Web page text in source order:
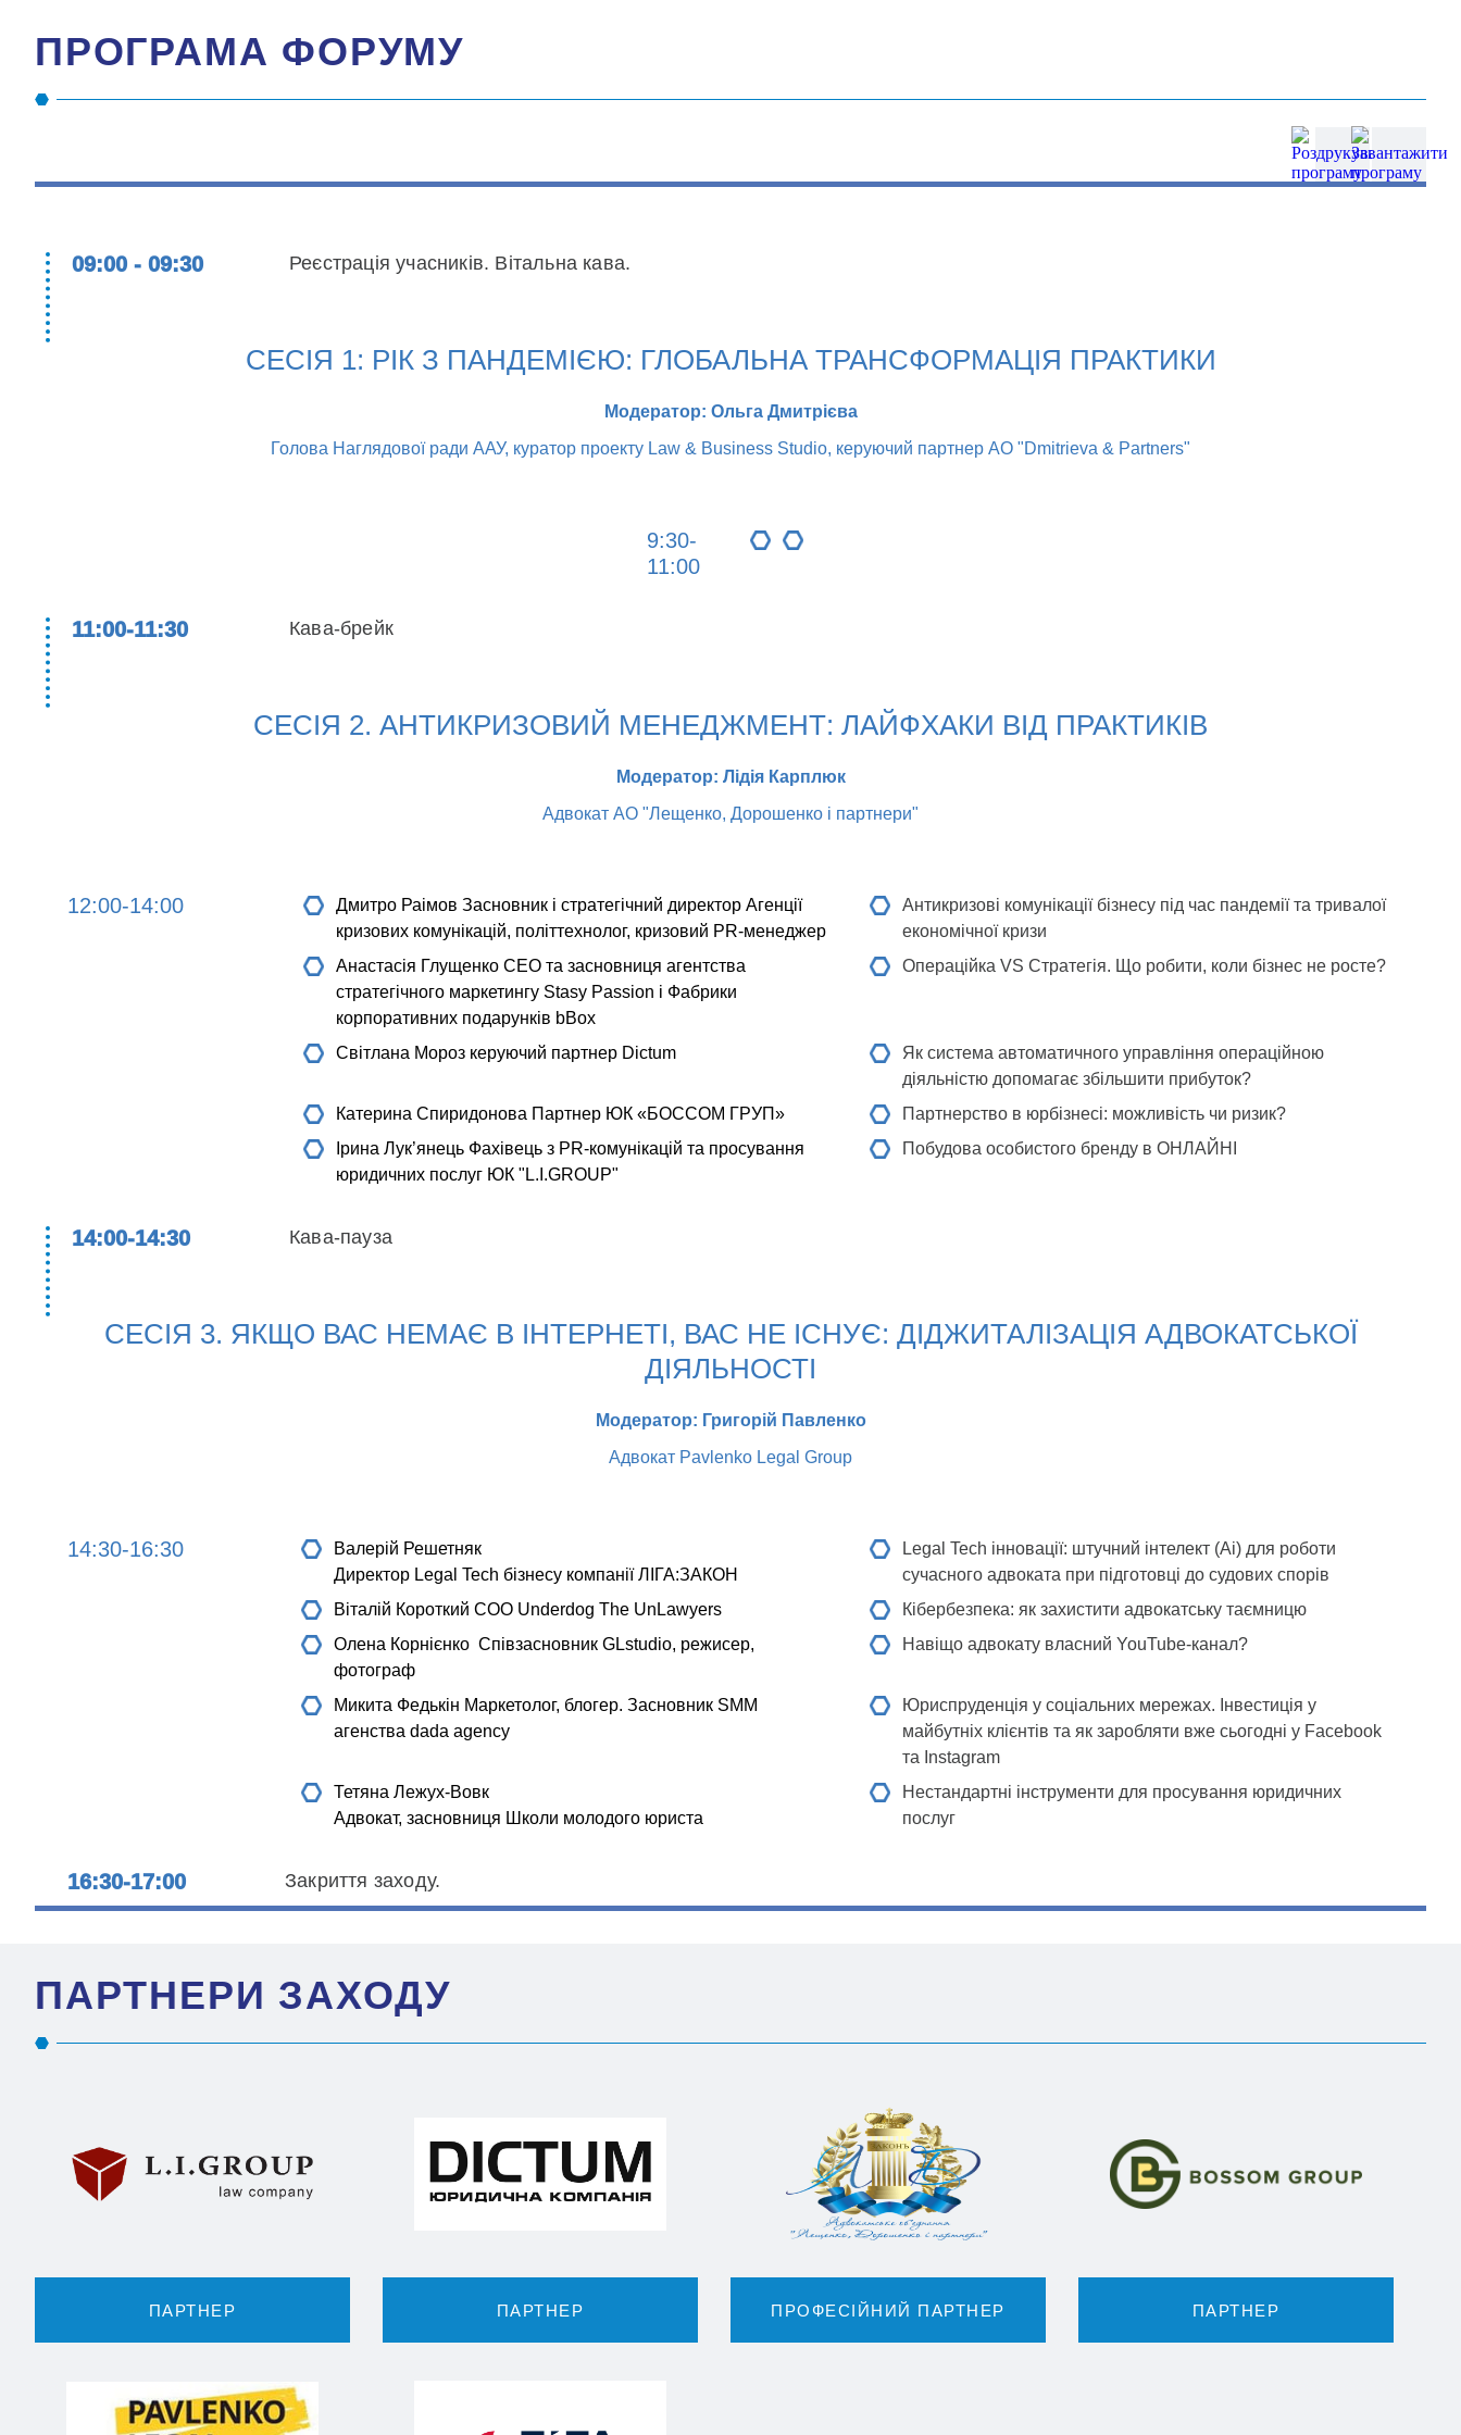
ПРОГРАМА ФОРУМУ
09:00 - 09:30 Реєстрація учасників. Вітальна кава.
СЕСІЯ 1: РІК З ПАНДЕМІЄЮ: ГЛОБАЛЬНА ТРАНСФОРМАЦІЯ ПРАКТИКИ
Модератор: Ольга Дмитрієва
Голова Наглядової ради ААУ, куратор проекту Law & Business Studio, керуючий партнер АО "Dmitrieva & Partners"
9:30-
11:00
11:00-11:30 Кава-брейк
СЕСІЯ 2. АНТИКРИЗОВИЙ МЕНЕДЖМЕНТ: ЛАЙФХАКИ ВІД ПРАКТИКІВ
Модератор: Лідія Карплюк
Адвокат АО "Лещенко, Дорошенко і партнери"
12:00-14:00 Дмитро Раімов Засновник і стратегічний директор Агенції
кризових комунікацій, політтехнолог, кризовий PR-менеджер
Антикризові комунікації бізнесу під час пандемії та тривалої
економічної кризи
Анастасія ГлущенкоСEO та засновниця агентства
стратегічного маркетингу Stasy Passion і Фабрики
корпоративних подарунків bBox
Операційка VS Стратегія. Що робити, коли бізнес не росте?
Світлана Морозкеруючий партнер Dictum
Як система автоматичного управління операційною
діяльністю допомагає збільшити прибуток?
Катерина Спиридонова Партнер ЮК «БОССОМ ГРУП»
Партнерство в юрбізнесі: можливість чи ризик?
Ірина Лук’янецьФахівець з PR-комунікацій та просування
юридичних послуг ЮК "L.I.GROUP"
Побудова особистого бренду в ОНЛАЙНІ
14:00-14:30 Кава-пауза
СЕСІЯ 3. ЯКЩО ВАС НЕМАЄ В ІНТЕРНЕТІ, ВАС НЕ ІСНУЄ: ДІДЖИТАЛІЗАЦІЯ АДВОКАТСЬКОЇ
ДІЯЛЬНОСТІ
Модератор: Григорій Павленко
Адвокат Pavlenko Legal Group
14:30-16:30
Валерій Решетняк
Директор Legal Tech бізнесу компанії ЛІГА:ЗАКОН
Legal Tech інновації: штучний інтелект (Ai) для роботи
сучасного адвоката при підготовці до судових спорів
Віталій Короткий СOO Underdog The UnLawyers
Кібербезпека: як захистити адвокатську таємницю
Олена Корнієнко Співзасновник GLstudio, режисер,
фотограф
Навіщо адвокату власний YouTube-канал?
Микита Федькін Маркетолог, блогер. Засновник SMM
агенства dada agency
Юриспруденція у соціальних мережах. Інвестиція у
майбутніх клієнтів та як заробляти вже сьогодні у Facebook
та Instagram
Тетяна Лежух-Вовк
Адвокат, засновниця Школи молодого юриста
Нестандартні інструменти для просування юридичних
послуг
16:30-17:00 Закриття заходу.
ПАРТНЕРИ ЗАХОДУ
ПАРТНЕР ПАРТНЕР ПРОФЕСІЙНИЙ ПАРТНЕР ПАРТНЕР